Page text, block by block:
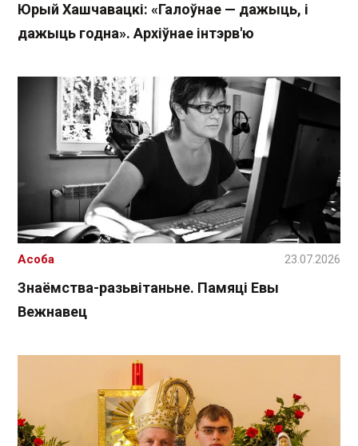
Юрый Хашчавацкі: «Галоўнае — дажыць, і
дажыць годна». Архіўнае інтэрв'ю
Знаёмства-разьвітаньне. Памяці Евы
Вежнавец
Асоба 23.07.2026